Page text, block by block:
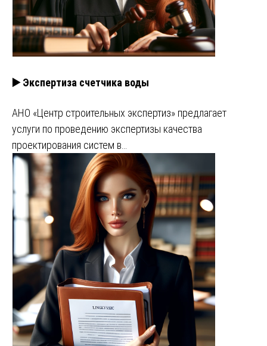
▶️ Экспертиза счетчика воды
АНО «Центр строительных экспертиз» предлагает
услуги по проведению экспертизы качества
проектирования систем в…